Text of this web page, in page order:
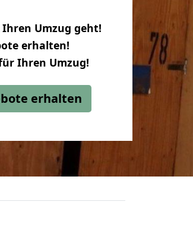
Umzug geht!
erhalten!
Ihren Umzug!
erhalten